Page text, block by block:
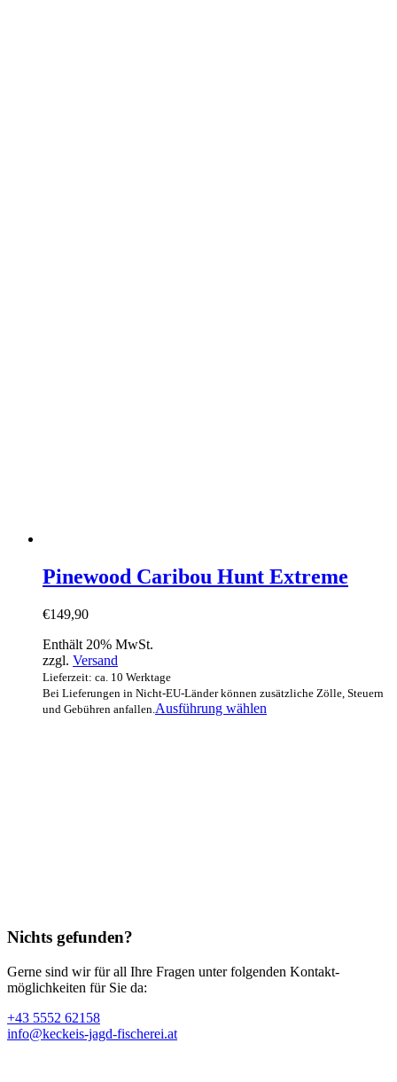
Pinewood Caribou Hunt Extreme
€149,90
Enthält 20% MwSt.
zzgl. Versand
Lieferzeit: ca. 10 Werktage
Bei Lieferungen in Nicht-EU-Länder können zusätzliche Zölle, Steuern
und Gebühren anfallen. Ausführung wählen
Nichts gefunden?
Gerne sind wir für all Ihre Fragen unter folgenden Kontakt­
möglichkeiten für Sie da:
+43 5552 62158
info@keckeis-jagd-fischerei.at